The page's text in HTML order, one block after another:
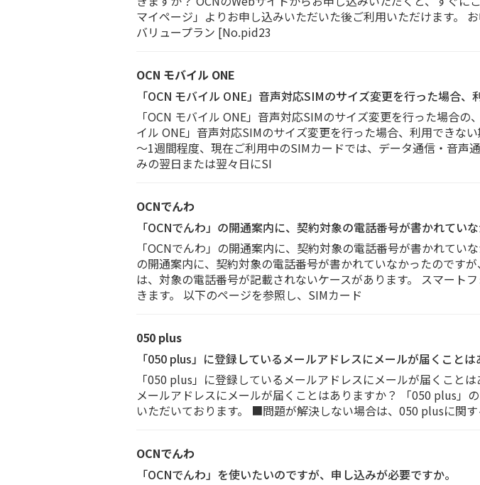
マイページ」よりお申し込みいただいた後ご利用いただけます。
バリュープラン [No.pid23
OCN モバイル ONE
「OCN モバイル ONE」音声対応SIMのサイズ変更を行った場合
「OCN モバイル ONE」音声対応SIMのサイズ変更を行った場合
イル ONE」音声対応SIMのサイズ変更を行った場合、利用できな
～1週間程度、現在ご利用中のSIMカードでは、データ通信・音声
みの翌日または翌々日にSI
OCNでんわ
「OCNでんわ」の開通案内に、契約対象の電話番号が書かれてい
「OCNでんわ」の開通案内に、契約対象の電話番号が書かれてい
の開通案内に、契約対象の電話番号が書かれていなかったのです
は、対象の電話番号が記載されないケースがあります。 スマート
きます。 以下のページを参照し、SIMカード
050 plus
「050 plus」に登録しているメールアドレスにメールが届くことは
「050 plus」に登録しているメールアドレスにメールが届くこと
メールアドレスにメールが届くことはありますか？ 「050 plus」
いただいております。 ■問題が解決しない場合は、050 plusに関
OCNでんわ
「OCNでんわ」を使いたいのですが、申し込みが必要ですか。